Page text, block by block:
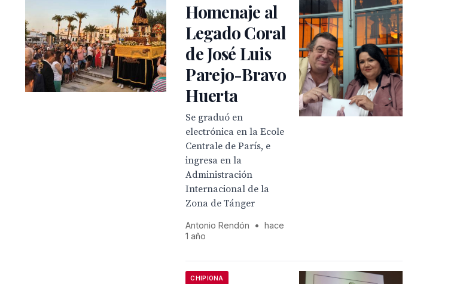
Homenaje al
Legado Coral
de José Luis
Parejo-Bravo
Huerta
Se graduó en
electrónica en la Ecole
Centrale de París, e
ingresa en la
Administración
Internacional de la
Zona de Tánger
Antonio Rendón •
hace
1 año
CHIPIONA